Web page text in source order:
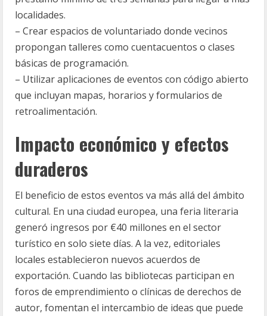
localidades.
– Crear espacios de voluntariado donde vecinos
propongan talleres como cuentacuentos o clases
básicas de programación.
– Utilizar aplicaciones de eventos con código abierto
que incluyan mapas, horarios y formularios de
retroalimentación.
Impacto económico y efectos
duraderos
El beneficio de estos eventos va más allá del ámbito
cultural. En una ciudad europea, una feria literaria
generó ingresos por €40 millones en el sector
turístico en solo siete días. A la vez, editoriales
locales establecieron nuevos acuerdos de
exportación. Cuando las bibliotecas participan en
foros de emprendimiento o clínicas de derechos de
autor, fomentan el intercambio de ideas que puede